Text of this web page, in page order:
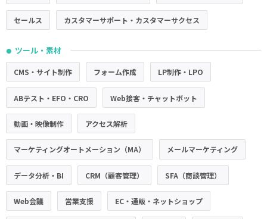
セールス カスタマーサポート・カスタマーサクセス
● ツール・素材
CMS・サイト制作 フォーム作成 LP制作・LPO
ABテスト・EFO・CRO Web接客・チャットボット
動画・映像制作 アクセス解析
マーケティングオートメーション（MA） メールマーケティング
データ分析・BI CRM（顧客管理） SFA（商談管理）
Web会議 営業支援 EC・通販・ネットショップ